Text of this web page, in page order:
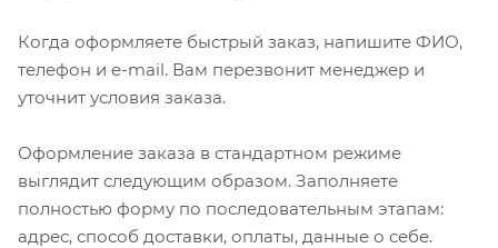
Когда оформляете быстрый заказ, напишите ФИО,
телефон и e-mail. Вам перезвонит менеджер и
уточнит условия заказа.
Оформление заказа в стандартном режиме
выглядит следующим образом. Заполняете
полностью форму по последовательным этапам:
адрес, способ доставки, оплаты, данные о себе.